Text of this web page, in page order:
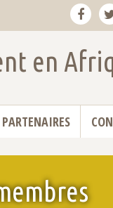
en
PARTENAIRES